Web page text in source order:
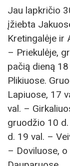
Jau lapkričio
įžiebta
Kretingalėje ir
– Priekulėje,
pačią dieną
Plikiuose.
Lapiuose, 17
val. –
gruodžio 10
d. 19 val. –
– Doviluose,